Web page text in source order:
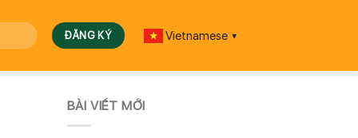
Vietnamese ▼
BÀI VIẾT MỚI